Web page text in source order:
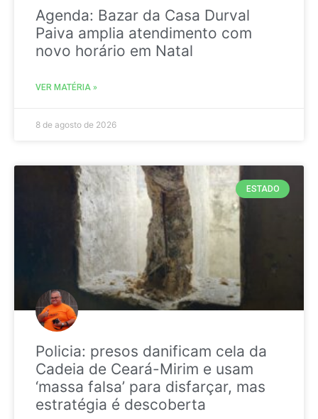
Agenda: Bazar da Casa Durval
Paiva amplia atendimento com
novo horário em Natal
VER MATÉRIA »
8 de agosto de 2026
ESTADO
Policia: presos danificam cela da
Cadeia de Ceará-Mirim e usam
‘massa falsa’ para disfarçar, mas
estratégia é descoberta